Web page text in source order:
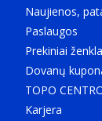
Naujienos,
Paslaugos
Prekiniai
Dovanų
TOPO
Karjera